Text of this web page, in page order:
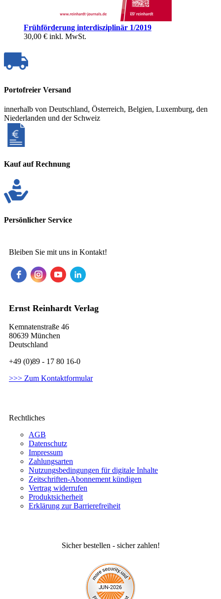
Frühförderung interdisziplinär 1/2019
30,00 € inkl. MwSt.
Portofreier Versand
innerhalb von Deutschland, Österreich, Belgien, Luxemburg, den
Niederlanden und der Schweiz
Kauf auf Rechnung
Persönlicher Service
Bleiben Sie mit uns in Kontakt!
Ernst Reinhardt Verlag
Kemnatenstraße 46
80639 München
Deutschland
+49 (0)89 - 17 80 16-0
>>> Zum Kontaktformular
Rechtliches
AGB
Datenschutz
Impressum
Zahlungsarten
Nutzungsbedingungen für digitale Inhalte
Zeitschriften-Abonnement kündigen
Vertrag widerrufen
Produktsicherheit
Erklärung zur Barrierefreiheit
Sicher bestellen - sicher zahlen!